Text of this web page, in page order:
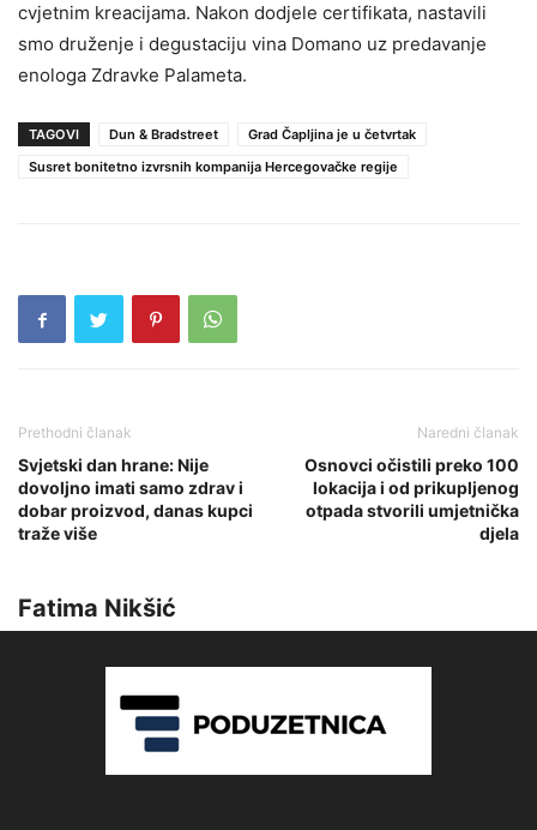
cvjetnim kreacijama. Nakon dodjele certifikata, nastavili
smo druženje i degustaciju vina Domano uz predavanje
enologa Zdravke Palameta.
TAGOVI Dun & Bradstreet
Grad Čapljina je u četvrtak
Susret bonitetno izvrsnih kompanija Hercegovačke regije
Prethodni članak
Svjetski dan hrane: Nije
dovoljno imati samo zdrav i
dobar proizvod, danas kupci
traže više
Naredni članak
Osnovci očistili preko 100
lokacija i od prikupljenog
otpada stvorili umjetnička
djela
Fatima Nikšić